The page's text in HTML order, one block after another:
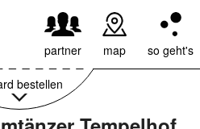
partner map so geht's
pro Jahr
bestellen